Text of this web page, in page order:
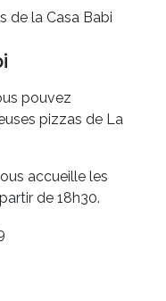
de la Casa Babi
pouvez
pizzas de La
accueille les
de 18h30.